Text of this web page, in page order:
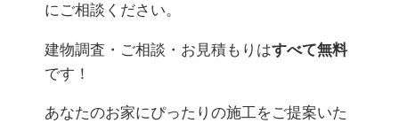
にご相談ください。
建物調査・ご相談・お見積もりはすべて無料
です！
あなたのお家にぴったりの施工をご提案いた